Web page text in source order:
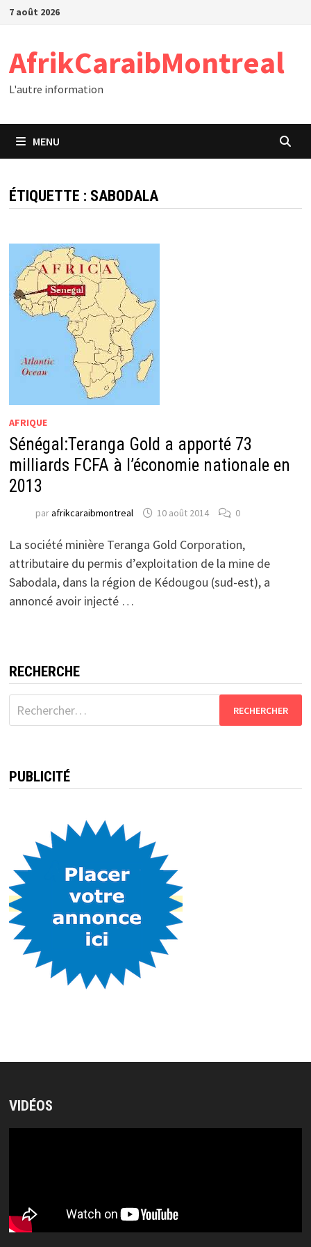
Passer
7 août 2026
AfrikCaraibMontreal
L'autre information
MENU
ÉTIQUETTE : SABODALA
AFRIQUE
Sénégal:Teranga Gold a apporté 73
milliards FCFA à l’économie nationale en
2013
parafrikcaraibmontreal 10 août 2014 0
La société minière Teranga Gold Corporation,
attributaire du permis d’exploitation de la mine de
Sabodala, dans la région de Kédougou (sud-est), a
annoncé avoir injecté …
RECHERCHE
Rechercher :
PUBLICITÉ
VIDÉOS